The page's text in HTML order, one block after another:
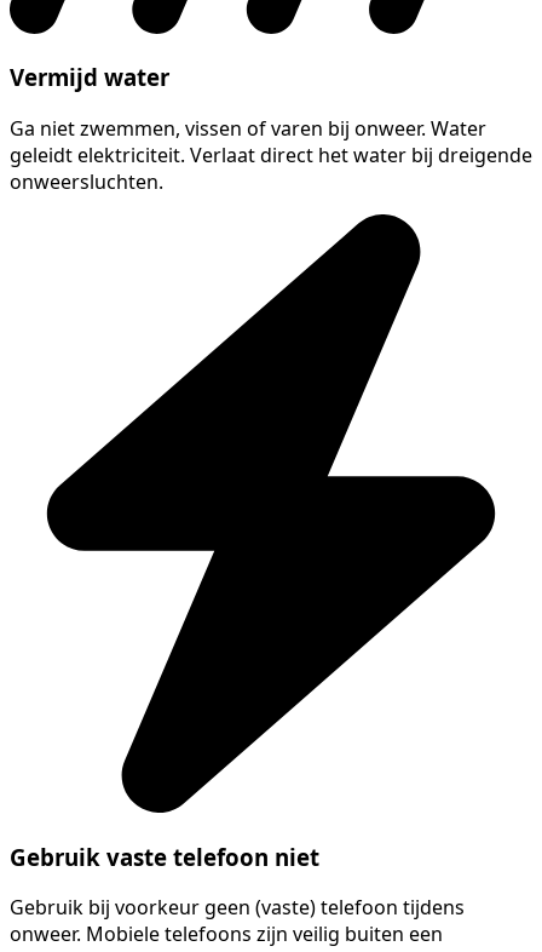
Vermijd water
Ga niet zwemmen, vissen of varen bij onweer. Water
geleidt elektriciteit. Verlaat direct het water bij dreigende
onweersluchten.
Gebruik vaste telefoon niet
Gebruik bij voorkeur geen (vaste) telefoon tijdens
onweer. Mobiele telefoons zijn veilig buiten een